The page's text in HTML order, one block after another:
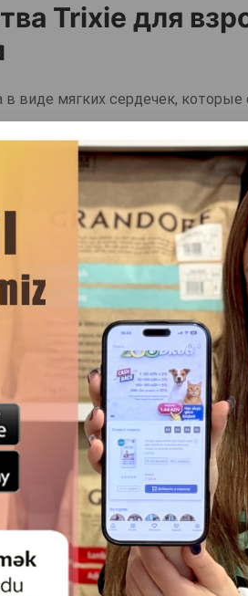
Trixie для
виде мягких сердечек,
к рациону вашей собаки.
легко давать как
белком и
не провоцируют лишний вес
активность и хорошее
иммунитета и общему
мясо и субпродукты
белков, пропиленгликоль.
PREMIO BITES -
ДЛЯ СОБАК С
100GR #31544.
ДЛЯ
НЕЖНОГО